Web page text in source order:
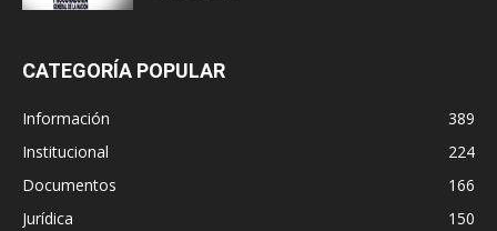
CATEGORÍA POPULAR
Información
389
Institucional
224
Documentos
166
Jurídica
150